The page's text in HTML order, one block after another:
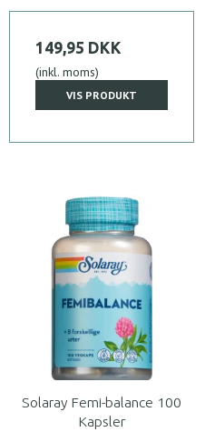
149,95 DKK
(inkl. moms)
VIS PRODUKT
Solaray Femi-balance 100
Kapsler